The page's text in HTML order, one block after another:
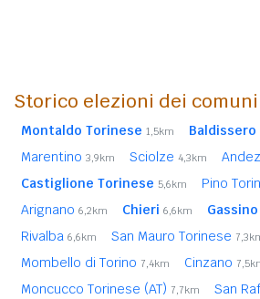
Storico elezioni dei
Montaldo Torinese 1,5km
Marentino 3,9km Sciolze 4,3km
Castiglione Torinese 5,6km Pino
Arignano 6,2km Chieri 6,6km
Rivalba 6,6km San Mauro Torinese
Mombello di Torino 7,4km Cinzano
Moncucco Torinese (AT) 7,7km San